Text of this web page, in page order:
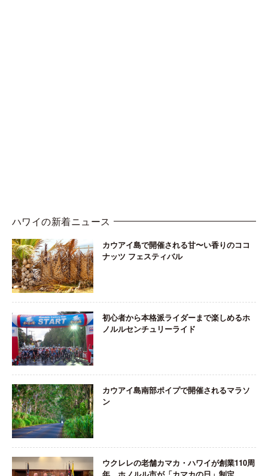
ハワイの新着ニュース
カウアイ島で開催される甘〜い香りのココ
ナッツ フェスティバル
初心者から本格派ライダーまで楽しめるホ
ノルルセンチュリーライド
カウアイ島南部ポイプで開催されるマラソ
ン
ウクレレの老舗カマカ・ハワイが創業110周
年、ホノルル市が「カマカの日」制定